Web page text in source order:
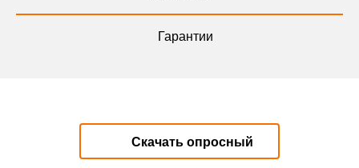
Гарантии
Скачать опросный